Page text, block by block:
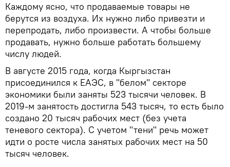
Каждому ясно, что продаваемые товары не
берутся из воздуха. Их нужно либо привезти и
перепродать, либо произвести. А чтобы больше
продавать, нужно больше работать большему
числу людей.
В августе 2015 года, когда Кыргызстан
присоединился к ЕАЭС, в "белом" секторе
экономики были заняты 523 тысячи человек. В
2019-м занятость достигла 543 тысяч, то есть было
создано 20 тысяч рабочих мест (без учета
теневого сектора). С учетом "тени" речь может
идти о росте числа занятых рабочих мест на 50
тысяч человек.